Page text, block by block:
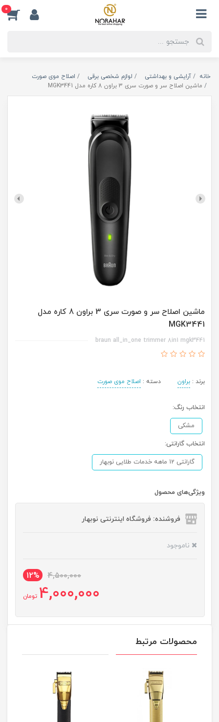
0
خانه آرایشی و بهداشتی لوازم شخصی برقی
اصلاح موی صورت
ماشین اصلاح سر و صورت سری 3 براون 8 کاره مدل MGK3441
ماشین اصلاح سر و صورت سری 3 براون 8 کاره مدل
MGK3441
braun all_in_one trimmer 8in1 mgk3441
برند : براون دسته : اصلاح موی صورت
انتخاب رنگ:
مشکی
انتخاب گارانتی:
گارانتی 12 ماهه خدمات طلایی نوبهار
ویژگی‌های محصول
فروشنده: فروشگاه اینترنتی نوبهار
ناموجود
4,500,000
12%
4,000,000 تومان
محصولات مرتبط